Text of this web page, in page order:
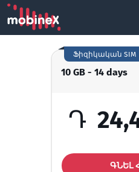
10 GB - 14 days
Ֆիզիկական SIM
Դ
ԳՆԵԼ